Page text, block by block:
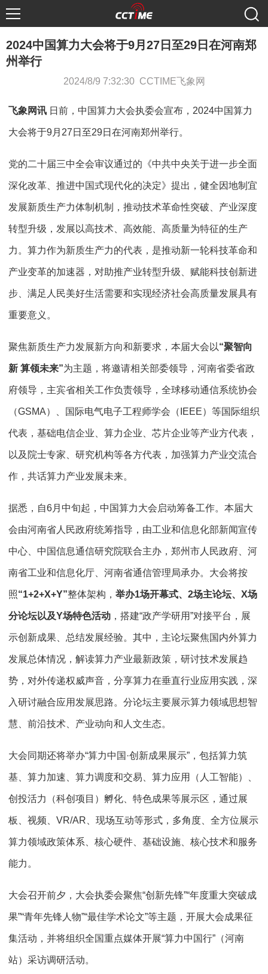
2024中国算力大会将于9月27日至29日在河南郑
州举行
2024/8/9 7:32:30 CCTIME飞象网
飞象网讯 日前，中国算力大会执委会宣布，2024中国算力
大会将于9月27日至29日在河南郑州举行。
党的二十届三中全会审议通过的《中共中央关于进一步全面
深化改革、推进中国式现代化的决定》提出，健全因地制宜
发展新质生产力体制机制，推动技术革命性突破、产业深度
转型升级，发展以高技术、高效能、高质量为特征的生产
力。算力作为新质生产力的代表，是推动新一轮科技革命和
产业变革的加速器，对助推产业转型升级、赋能科技创新进
步、满足人民美好生活需要和实现经济社会高质量发展具有
重要意义。
聚焦新质生产力发展新方向和新要求，本届大会以“聚智向
新 算领未来”为主题，将邀请相关部委领导，河南省委省政
府领导，主宾省相关工作负责领导，全球移动通信系统协会
（GSMA）、国际电气电子工程师学会（IEEE）等国际组织
代表，基础电信企业、算力企业、芯片企业等产业方代表，
以及院士专家、研究机构等各方代表，加强算力产业交流合
作，共话算力产业发展未来。
据悉，自6月中旬起，中国算力大会启动筹备工作。本届大
会由河南省人民政府统筹指导，由工业和信息化部新闻宣传
中心、中国信息通信研究院联合主办，郑州市人民政府、河
南省工业和信息化厅、河南省通信管理局承办。大会将按
照“1+2+X+Y”整体架构， 举办1场开幕式、2场主论坛、X场
分论坛以及Y场特色活动 ，搭建“政产学研用”对接平台，展
示创新成果、总结发展经验。其中，主论坛聚焦国内外算力
发展总体情况，解读算力产业最新政策，研讨技术发展趋
势，对外传递权威声音，分享算力在垂直行业应用实践，深
入研讨融合应用发展思路。分论坛主要展示算力领域思想智
慧、前沿技术、产业动向和人文生态。
大会同期还将举办“算力中国·创新成果展示”，包括算力筑
基、算力加速、算力调度和交易、算力应用（人工智能）、
创投活力（科创项目）孵化、特色成果等展示区，通过展
板、视频、VR/AR、现场互动等形式，多角度、全方位展示
算力领域政策体系、核心硬件、基础设施、核心技术和服务
能力。
大会召开前夕，大会执委会聚焦“创新先锋”“年度重大突破成
果”“青年先锋人物”“最佳学术论文”等主题，开展大会成果征
集活动，并将组织全国重点媒体开展“算力中国行”（河南
站）采访调研活动。